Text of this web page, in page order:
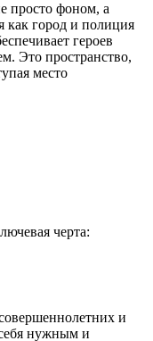
просто фоном, а
город и полиция
героев
Это пространство,
место
черта:
и
себя нужным и